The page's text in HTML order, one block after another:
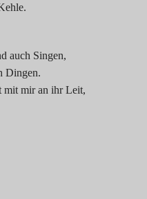
auch Singen,
Dingen.
mit mir an ihr Leit,